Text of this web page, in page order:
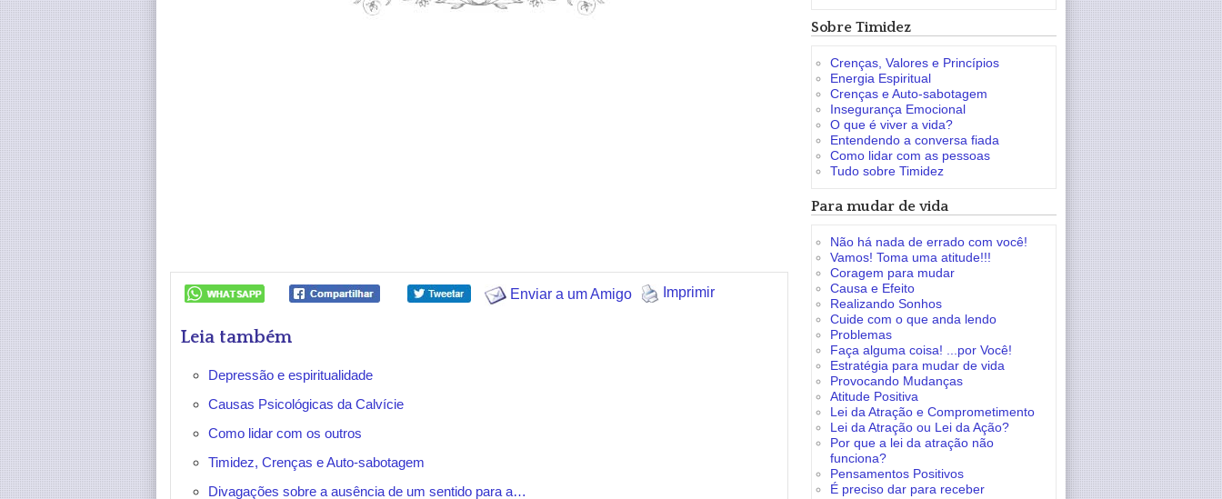
Enviar a um Amigo Imprimir
Leia também
Depressão e espiritualidade
Causas Psicológicas da Calvície
Como lidar com os outros
Timidez, Crenças e Auto-sabotagem
Divagações sobre a ausência de um sentido para a…
Sobre Timidez
Crenças, Valores e Princípios
Energia Espiritual
Crenças e Auto-sabotagem
Insegurança Emocional
O que é viver a vida?
Entendendo a conversa fiada
Como lidar com as pessoas
Tudo sobre Timidez
Para mudar de vida
Não há nada de errado com você!
Vamos! Toma uma atitude!!!
Coragem para mudar
Causa e Efeito
Realizando Sonhos
Cuide com o que anda lendo
Problemas
Faça alguma coisa! ...por Você!
Estratégia para mudar de vida
Provocando Mudanças
Atitude Positiva
Lei da Atração e Comprometimento
Lei da Atração ou Lei da Ação?
Por que a lei da atração não
funciona?
Pensamentos Positivos
É preciso dar para receber